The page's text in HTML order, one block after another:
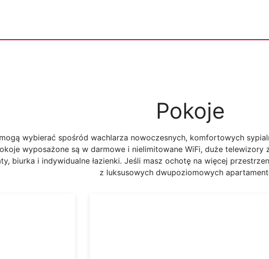
Pokoje
wybierać spośród wachlarza nowoczesnych, komfortowych
wyposażone są w darmowe i nielimitowane WiFi, duże telewizory
biurka i indywidualne łazienki. Jeśli masz ochotę na więcej
z luksusowych dwupoziomowych